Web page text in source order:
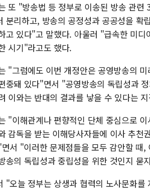
또 "방송법 등 정부로 이송된 방송 관
분리하고, 방송의 공정성과 공공성을 확
고 있다"고 말했다. 아울러 "급속한 미
시기"라고도 했다.
"그럼에도 이번 개정안은 공영방송의
중돼 있다"면서 "공영방송의 독립성과
이와는 반대의 결과를 낳을 수 있다는
"이해관계나 편향적인 단체 중심으로
감독을 받는 이해당사자들에 이사 추천
서 "이러한 문제점들을 모두 감안할 때
송의 독립성과 중립성을 위한 것인지 묻
"오늘 정부는 상생과 협력의 노사문화